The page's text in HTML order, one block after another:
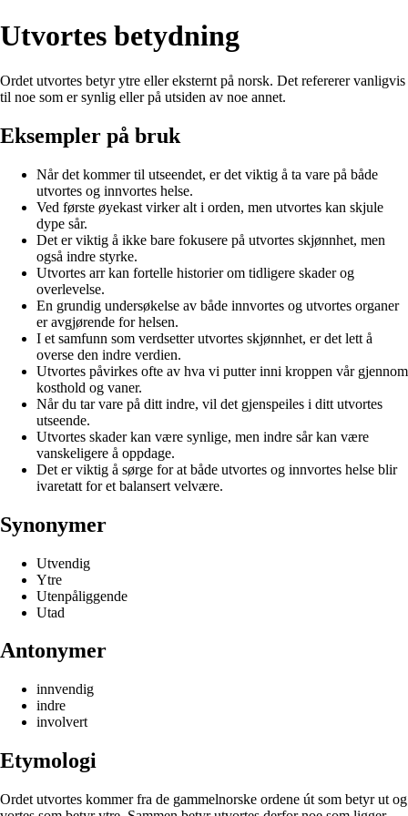
Utvortes betydning
Ordet utvortes betyr ytre eller eksternt på norsk. Det refererer vanligvis
til noe som er synlig eller på utsiden av noe annet.
Eksempler på bruk
Når det kommer til utseendet, er det viktig å ta vare på både
utvortes og innvortes helse.
Ved første øyekast virker alt i orden, men utvortes kan skjule
dype sår.
Det er viktig å ikke bare fokusere på utvortes skjønnhet, men
også indre styrke.
Utvortes arr kan fortelle historier om tidligere skader og
overlevelse.
En grundig undersøkelse av både innvortes og utvortes organer
er avgjørende for helsen.
I et samfunn som verdsetter utvortes skjønnhet, er det lett å
overse den indre verdien.
Utvortes påvirkes ofte av hva vi putter inni kroppen vår gjennom
kosthold og vaner.
Når du tar vare på ditt indre, vil det gjenspeiles i ditt utvortes
utseende.
Utvortes skader kan være synlige, men indre sår kan være
vanskeligere å oppdage.
Det er viktig å sørge for at både utvortes og innvortes helse blir
ivaretatt for et balansert velvære.
Synonymer
Utvendig
Ytre
Utenpåliggende
Utad
Antonymer
innvendig
indre
involvert
Etymologi
Ordet utvortes kommer fra de gammelnorske ordene út som betyr ut og